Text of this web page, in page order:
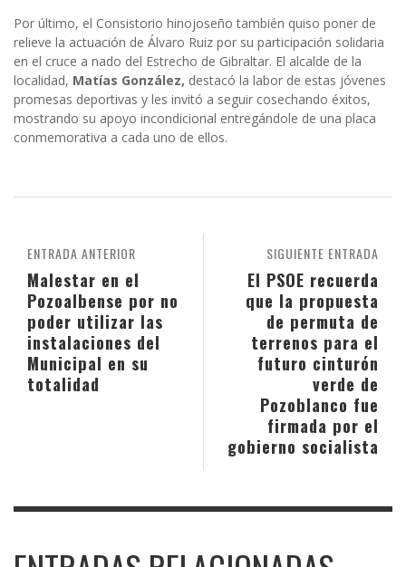
Por último, el Consistorio hinojoseño también quiso poner de
relieve la actuación de Álvaro Ruiz por su participación solidaria
en el cruce a nado del Estrecho de Gibraltar. El alcalde de la
localidad, Matías González, destacó la labor de estas jóvenes
promesas deportivas y les invitó a seguir cosechando éxitos,
mostrando su apoyo incondicional entregándole de una placa
conmemorativa a cada uno de ellos.
SIGUIENTE ENTRADA
El PSOE recuerda
que la propuesta
de permuta de
terrenos para el
futuro cinturón
verde de
Pozoblanco fue
firmada por el
gobierno socialista
ENTRADA ANTERIOR
Malestar en el
Pozoalbense por no
poder utilizar las
instalaciones del
Municipal en su
totalidad